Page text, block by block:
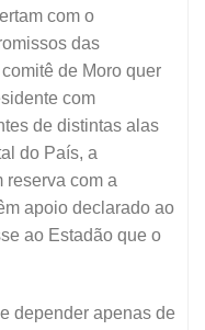
com o
das
de Moro quer
com
de distintas alas
do País, a
reserva com a
apoio declarado ao
ao Estadão que o
depender apenas de